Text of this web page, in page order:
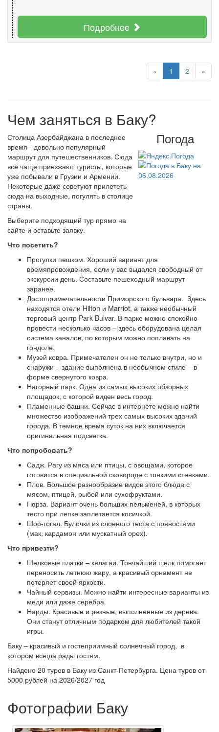
Подробнее
« 1 2 »
Чем заняться в Баку?
Погода
Столица Азербайджана в последнее
время - довольно популярный
маршрут для путешественников. Сюда
все чаще приезжают туристы, которые
уже побывали в Грузии и Армении.
Некоторые даже советуют прилететь
сюда на выходные, погулять в столице
страны.
Выберите подходящий тур прямо на
сайте и оставьте заявку.
Что посетить?
Прогулки пешком. Хороший вариант для
времяпровождения, если у вас выдался свободный от
экскурсии день. Составьте пешеходный маршрут
заранее.
Достопримечательности Приморского бульвара. Здесь
находятся отели Hilton и Marriot, а также необычный
торговый центр Park Bulvar. В парке можно спокойно
провести несколько часов – здесь оборудована целая
система каналов, по которым можно поплавать на
гондоле.
Музей ковра. Примечателен он не только внутри, но и
снаружи – здание выполнена в необычном стиле – в
форме свернутого ковра.
Нагорный парк. Одна из самых высоких обзорных
площадок, с которой виден весь город.
Пламенные башни. Сейчас в интернете можно найти
множество изображений трех самых высоких зданий
города. В темное время суток на них включается
оригинальная подсветка.
Что попробовать?
Садж. Рагу из мяса или птицы, с овощами, которое
готовится в специальной сковороде с тонкими стенками.
Плов. Большое разнообразие видов этого блюда с
мясом, птицей, рыбой или сухофруктами.
Гюрза. Вариант очень больших пельменей, в которых
тесто при лепке заплетается косичкой.
Шор-гогал. Булочки из слоеного теста с пряностями
(мак, кардамон или мускатный орех).
Что привезти?
Шелковые платки – кялагаи. Тончайший шелк помогает
переносить летнюю жару, а красивый орнамент не
потеряет своей яркости.
Чайный сервизы. Можно найти интересные варианты из
меди или даже серебра.
Нарды. Красивые и резные, выполненные из дерева.
Они станут отличным подарком для любителей такой
игры.
Баку – красивый и гостеприимный солнечный город, в
котором всегда рады гостям.
Найдено 20 туров в Баку из Санкт-Петербурга. Цена туров от
5000 рублей на 2026/2027 год
Фотографии Баку